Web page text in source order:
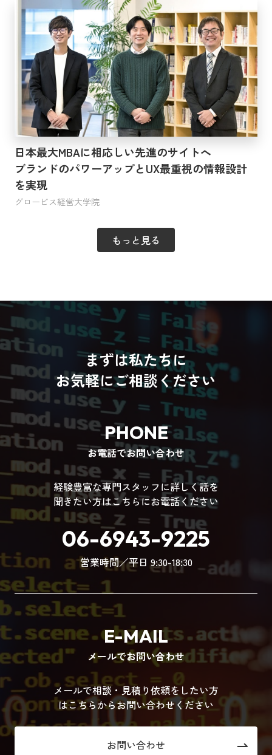
日本最大MBAに相応しい先進のサイトへ
ブランドのパワーアップとUX最重視の情報設計
を実現
グロービス経営大学院
もっと見る
まずは私たちに
お気軽にご相談ください
PHONE
お電話でお問い合わせ
経験豊富な専門スタッフに詳しく話を
聞きたい方はこちらにお電話ください
06-6943-9225
営業時間／平日 9:30-18:30
E-MAIL
メールでお問い合わせ
メールで相談・見積り依頼をしたい方
はこちらからお問い合わせください
お問い合わせ